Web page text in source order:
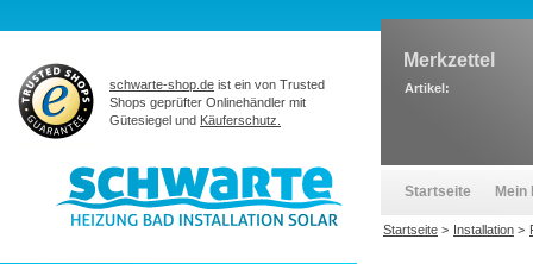
schwarte-shop.de ist ein von Trusted
Shops geprüfter Onlinehändler mit
Gütesiegel und Käuferschutz.
Merkzettel
Artikel:
Startseite Mein
Startseite > Installation >